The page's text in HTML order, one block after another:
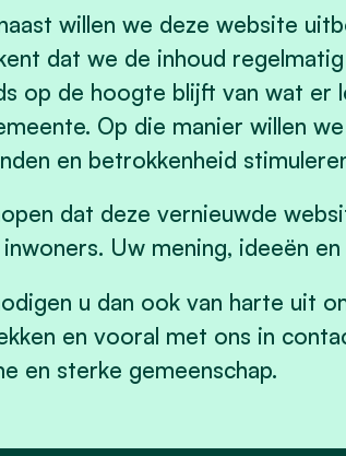
willen we deze website
dat we de inhoud
op de hoogte blijft van wat er
Op die manier willen
en betrokkenheid
dat deze vernieuwde
Uw mening, ideeën
u dan ook van harte uit
en vooral met ons in
en sterke gemeenschap.